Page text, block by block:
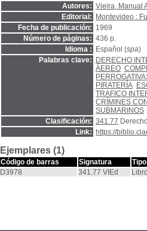
Autores: Vieira, Manual
Editorial:
Montevideo :
Fecha de publicación: 1969
Número de páginas: 436 p.
Idioma :
Español (spa)
Palabras clave:
DERECHO
ÁEREO
PIRATERÍA
TRAFICO
CRÍMINES
SUBMARINOS
Clasificación: 341.77
Link:
https://
Ejemplares (1)
Código de barras Signatura
D3978
341.77 VIEd